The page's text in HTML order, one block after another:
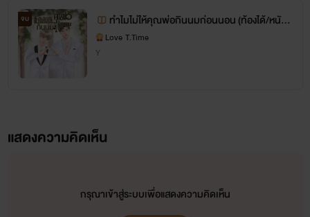
ว่าอะไร?)Tได้มาจากตัวพยัญชนะชื่อเล่นจริงๆของเลิฟ
คนพอจะรู้ชื่อเล่นจริงๆของเลิฟแล้ว555555 แถมความหมายมันก็พอใช้ได้เลยนะคะ Love T.Time ก็ เลิฟ
เลิฟ เลิฟ เหมือนกำลังบูชาตัวเอง555555
มาแต่งนิยายวายได้ไง?
จากนั้นก็เริ่มติด เริ่มมโน เริ่มเถียงพลอตนิยายคนอื่น555555 และแต่งนิยายเล่นๆโดยเขียนลงในสมุด
แล้วมาแต่งในมือถือ แล้วโน้ตบุ๊ก หลังจากที่แอบอ่านมานาน ก็นึกอยากจะเผยแพร่นิยายของเราให้กับ
จบ
ทำไมไม่ให้คุณพ่อกินนมก่อนนอน​ (ท้องได้/หนังสื
อพร้อมส่ง/มี​ E-book​)
Love T.Time
Y
แสดงความคิดเห็น
กรุณาเข้าสู่ระบบเพื่อแสดงความคิดเห็น